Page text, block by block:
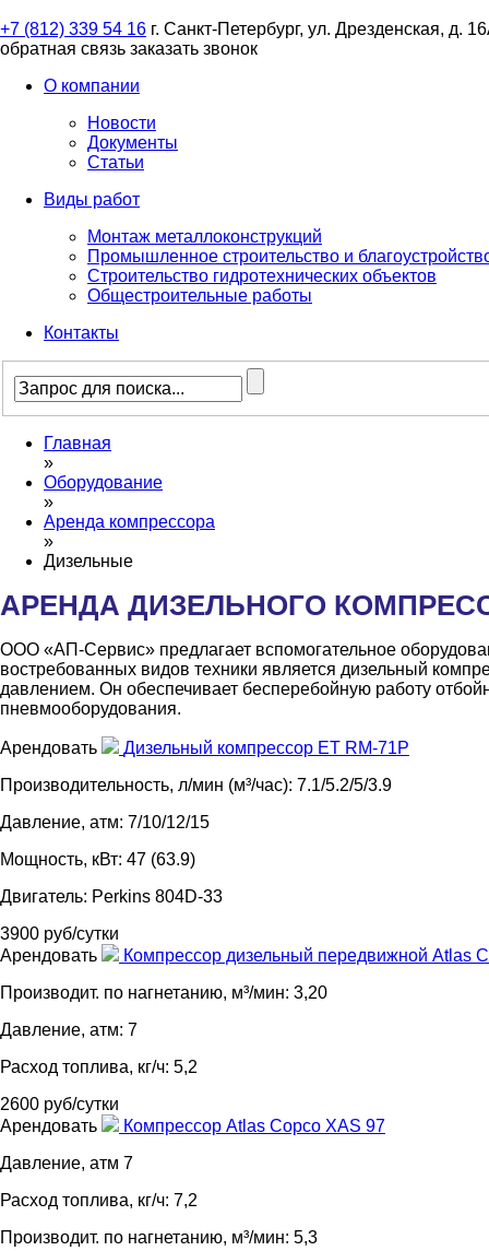
+7 (812) 339 54 16 г. Санкт-Петербург, ул. Дрезденская, д.
обратная связь заказать звонок
О компании
Новости
Документы
Статьи
Виды работ
Монтаж металлоконструкций
Промышленное строительство и
Строительство гидротехнических объектов
Общестроительные работы
Контакты
Главная
»
Оборудование
»
Аренда компрессора
»
Дизельные
АРЕНДА ДИЗЕЛЬНОГО
ООО «АП-Сервис» предлагает вспомогательное
востребованных видов техники является дизельный
давлением. Он обеспечивает бесперебойную работу
пневмооборудования.
Арендовать
Дизельный компрессор ET RM-71P
Производительность, л/мин (м³/час): 7.1/5.2/5/3.9
Давление, атм: 7/10/12/15
Мощность, кВт: 47 (63.9)
Двигатель: Perkins 804D-33
3900 руб/сутки
Арендовать
Компрессор дизельный передвижной Atlas
Производит. по нагнетанию, м³/мин: 3,20
Давление, атм: 7
Расход топлива, кг/ч: 5,2
2600 руб/сутки
Арендовать
Компрессор Atlas Copco XAS 97
Давление, атм 7
Расход топлива, кг/ч: 7,2
Производит. по нагнетанию, м³/мин: 5,3